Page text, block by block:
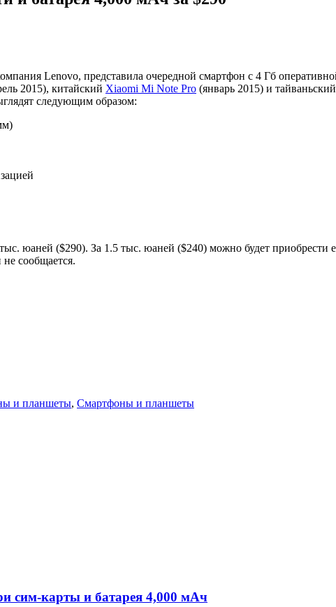
Lenovo, представила очередной смартфон с 4 Гб
2015), китайский Xiaomi Mi Note Pro (январь 2015) и тайваньский
следующим образом:
юаней ($290). За 1.5 тыс. юаней ($240) можно будет
сообщается.
и планшеты, Смартфоны и планшеты
сим-карты и батарея 4,000 мАч